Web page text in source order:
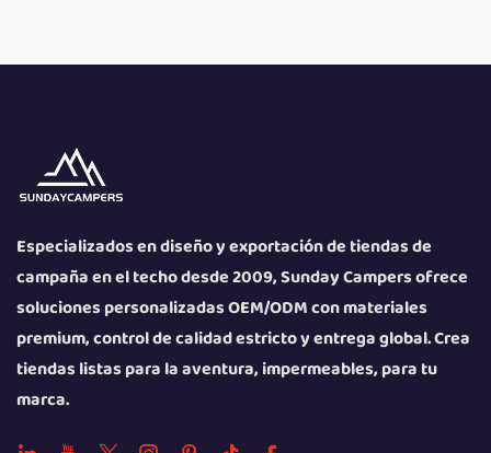
Especializados en diseño y exportación de tiendas de
campaña en el techo desde 2009, Sunday Campers ofrece
soluciones personalizadas OEM/ODM con materiales
premium, control de calidad estricto y entrega global. Crea
tiendas listas para la aventura, impermeables, para tu
marca.